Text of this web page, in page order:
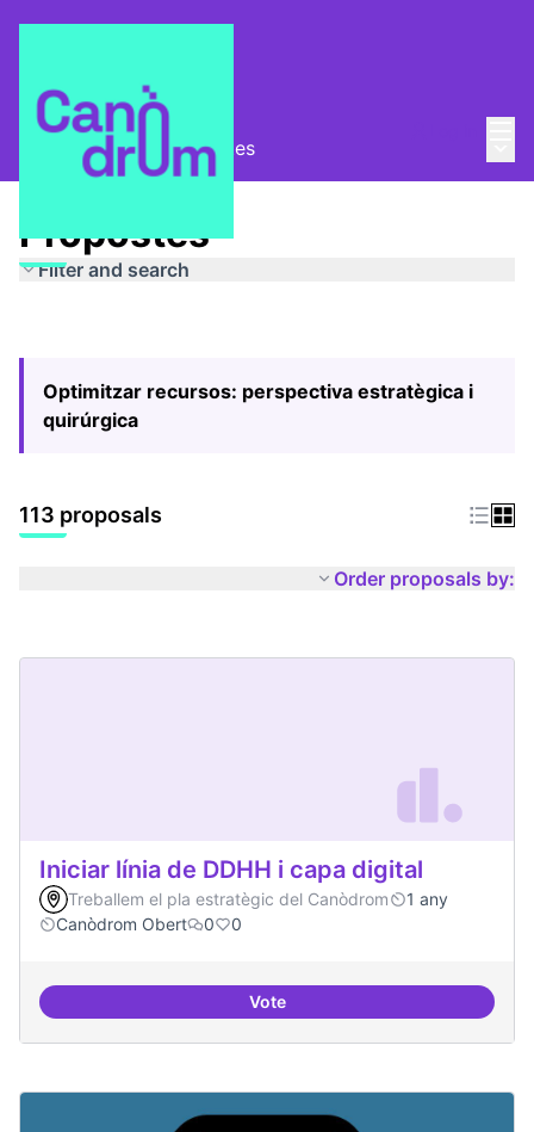
Pla Estratègic Propostes
Propostes
Filter and search
Optimitzar recursos: perspectiva estratègica i
quirúrgica
113 proposals
Order proposals by:
Iniciar línia de DDHH i capa digital
Treballem el pla estratègic del Canòdrom
1 any
Canòdrom Obert
0 0
VoteIniciar línia de DDHH i capa